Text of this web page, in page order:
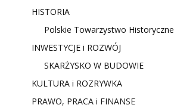
HISTORIA
Polskie Towarzystwo Historyczne
INWESTYCJE i ROZWÓJ
SKARŻYSKO W BUDOWIE
KULTURA i ROZRYWKA
PRAWO, PRACA i FINANSE